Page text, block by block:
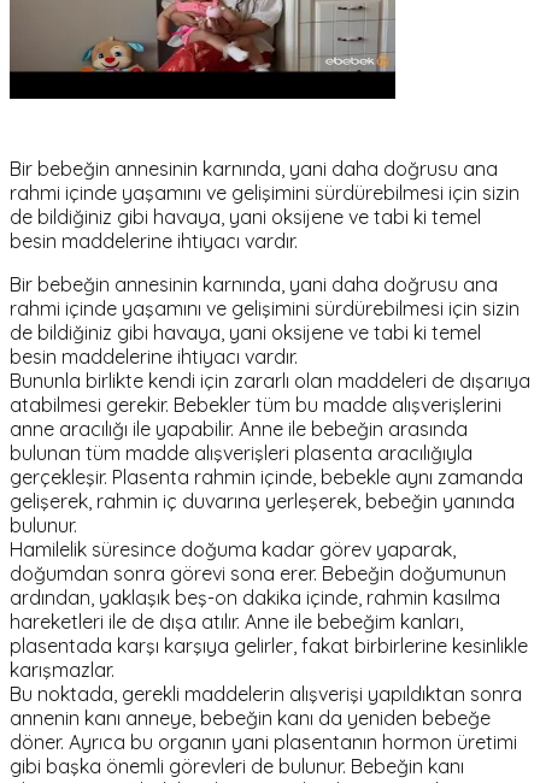
Bir bebeğin annesinin karnında, yani daha doğrusu ana
rahmi içinde yaşamını ve gelişimini sürdürebilmesi için sizin
de bildiğiniz gibi havaya, yani oksijene ve tabi ki temel
besin maddelerine ihtiyacı vardır.
Bir bebeğin annesinin karnında, yani daha doğrusu ana
rahmi içinde yaşamını ve gelişimini sürdürebilmesi için sizin
de bildiğiniz gibi havaya, yani oksijene ve tabi ki temel
besin maddelerine ihtiyacı vardır.
Bununla birlikte kendi için zararlı olan maddeleri de dışarıya
atabilmesi gerekir. Bebekler tüm bu madde alışverişlerini
anne aracılığı ile yapabilir. Anne ile bebeğin arasında
bulunan tüm madde alışverişleri plasenta aracılığıyla
gerçekleşir. Plasenta rahmin içinde, bebekle aynı zamanda
gelişerek, rahmin iç duvarına yerleşerek, bebeğin yanında
bulunur.
Hamilelik süresince doğuma kadar görev yaparak,
doğumdan sonra görevi sona erer. Bebeğin doğumunun
ardından, yaklaşık beş-on dakika içinde, rahmin kasılma
hareketleri ile de dışa atılır. Anne ile bebeğim kanları,
plasentada karşı karşıya gelirler, fakat birbirlerine kesinlikle
karışmazlar.
Bu noktada, gerekli maddelerin alışverişi yapıldıktan sonra
annenin kanı anneye, bebeğin kanı da yeniden bebeğe
döner. Ayrıca bu organın yani plasentanın hormon üretimi
gibi başka önemli görevleri de bulunur. Bebeğin kanı